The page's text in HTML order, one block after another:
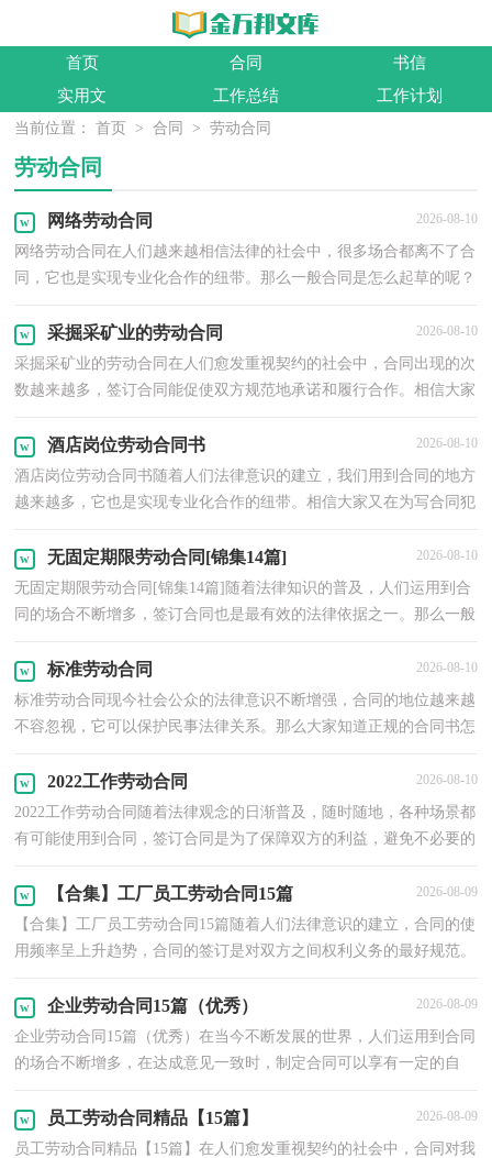
首页 合同
书信
实用文
工作总结 工作计划
当前位置： 首页 > 合同 > 劳动合同
劳动合同
网络劳动合同 2026-08-10
网络劳动合同在人们越来越相信法律的社会中，很多场合都离不了合
同，它也是实现专业化合作的纽带。那么一般合同是怎么起草的呢？
采掘采矿业的劳动合同 2026-08-10
采掘采矿业的劳动合同在人们愈发重视契约的社会中，合同出现的次
数越来越多，签订合同能促使双方规范地承诺和履行合作。相信大家
酒店岗位劳动合同书 2026-08-10
酒店岗位劳动合同书随着人们法律意识的建立，我们用到合同的地方
越来越多，它也是实现专业化合作的纽带。相信大家又在为写合同犯
无固定期限劳动合同[锦集14篇] 2026-08-10
无固定期限劳动合同[锦集14篇]随着法律知识的普及，人们运用到合
同的场合不断增多，签订合同也是最有效的法律依据之一。那么一般
标准劳动合同 2026-08-10
标准劳动合同现今社会公众的法律意识不断增强，合同的地位越来越
不容忽视，它可以保护民事法律关系。那么大家知道正规的合同书怎
2022工作劳动合同 2026-08-10
2022工作劳动合同随着法律观念的日渐普及，随时随地，各种场景都
有可能使用到合同，签订合同是为了保障双方的利益，避免不必要的
【合集】工厂员工劳动合同15篇 2026-08-09
【合集】工厂员工劳动合同15篇随着人们法律意识的建立，合同的使
用频率呈上升趋势，合同的签订是对双方之间权利义务的最好规范。
企业劳动合同15篇（优秀） 2026-08-09
企业劳动合同15篇（优秀）在当今不断发展的世界，人们运用到合同
的场合不断增多，在达成意见一致时，制定合同可以享有一定的自
员工劳动合同精品【15篇】 2026-08-09
员工劳动合同精品【15篇】在人们愈发重视契约的社会中，合同对我